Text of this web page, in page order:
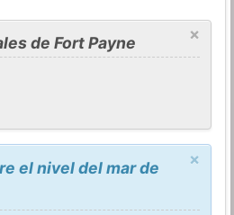
×
de Fort Payne
×
el nivel del mar de